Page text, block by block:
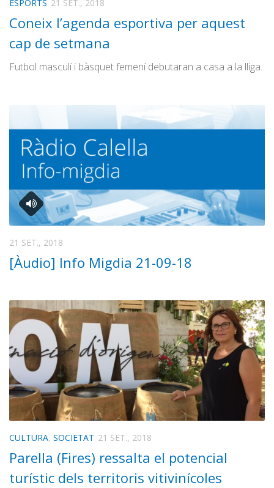
ESPORTS 21 SET., 2018
Coneix l’agenda esportiva per aquest
cap de setmana
Futbol masculí i bàsquet femení debutaran a casa a la lliga.
21 SET., 2018
[Àudio] Info Migdia 21-09-18
CULTURA, SOCIETAT 21 SET., 2018
Parella (Fires) ressalta el potencial
turístic dels territoris vitivinícoles